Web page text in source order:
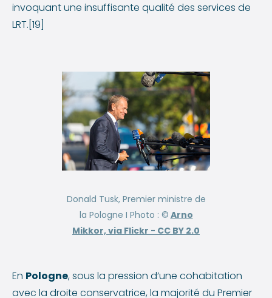
invoquant une insuffisante qualité des services de
LRT.[19]
Donald Tusk, Premier ministre de
la Pologne I Photo : © Arno
Mikkor, via Flickr - CC BY 2.0
En Pologne, sous la pression d’une cohabitation
avec la droite conservatrice, la majorité du Premier